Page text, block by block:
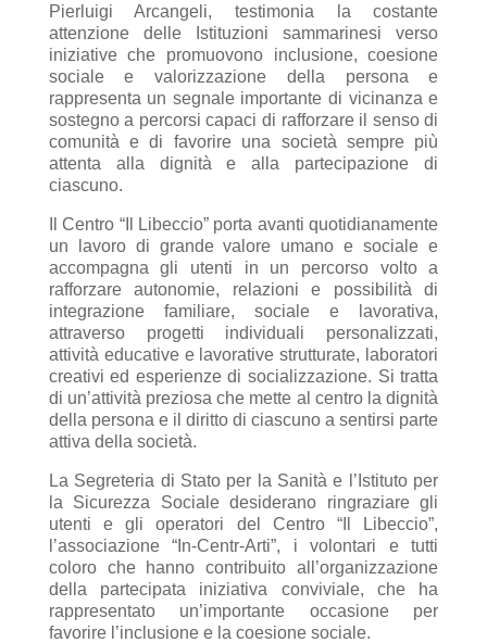
Pierluigi Arcangeli, testimonia la costante
attenzione delle Istituzioni sammarinesi verso
iniziative che promuovono inclusione, coesione
sociale e valorizzazione della persona e
rappresenta un segnale importante di vicinanza e
sostegno a percorsi capaci di rafforzare il senso di
comunità e di favorire una società sempre più
attenta alla dignità e alla partecipazione di
ciascuno.
Il Centro “Il Libeccio” porta avanti quotidianamente
un lavoro di grande valore umano e sociale e
accompagna gli utenti in un percorso volto a
rafforzare autonomie, relazioni e possibilità di
integrazione familiare, sociale e lavorativa,
attraverso progetti individuali personalizzati,
attività educative e lavorative strutturate, laboratori
creativi ed esperienze di socializzazione. Si tratta
di un’attività preziosa che mette al centro la dignità
della persona e il diritto di ciascuno a sentirsi parte
attiva della società.
La Segreteria di Stato per la Sanità e l’Istituto per
la Sicurezza Sociale desiderano ringraziare gli
utenti e gli operatori del Centro “Il Libeccio”,
l’associazione “In-Centr-Arti”, i volontari e tutti
coloro che hanno contribuito all’organizzazione
della partecipata iniziativa conviviale, che ha
rappresentato un’importante occasione per
favorire l’inclusione e la coesione sociale.